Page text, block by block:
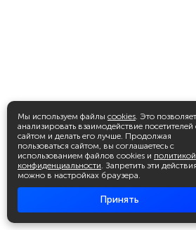
Мы используем файлы cookies. Это
анализировать взаимодействие посетителей
сайтом и делать его лучше. Продолжая
пользоваться сайтом, вы соглашаетесь с
использованием файлов cookies и политикой
конфиденциальности. Запретить эти действия
можно в настройках браузера.
Принять